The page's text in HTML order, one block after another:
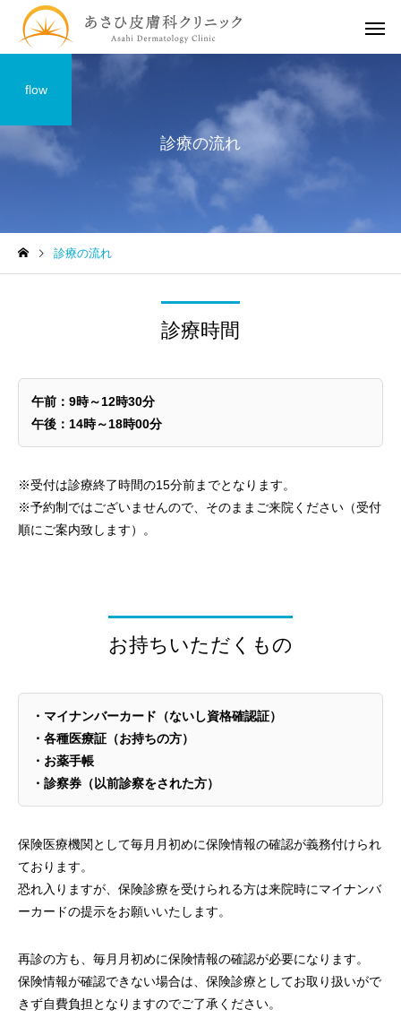
診療の流れ
flow
診療の流れ
診療時間
午前：9時～12時30分
午後：14時～18時00分
※受付は診療終了時間の15分前までとなります。
※予約制ではございませんので、そのままご来院ください（受付
順にご案内致します）。
お持ちいただくもの
・マイナンバーカード（ないし資格確認証）
・各種医療証（お持ちの方）
・お薬手帳
・診察券（以前診察をされた方）
保険医療機関として毎月月初めに保険情報の確認が義務付けられ
ております。
恐れ入りますが、保険診療を受けられる方は来院時にマイナンバ
ーカードの提示をお願いいたします。
再診の方も、毎月月初めに保険情報の確認が必要になります。
保険情報が確認できない場合は、保険診療としてお取り扱いがで
きず自費負担となりますのでご了承ください。